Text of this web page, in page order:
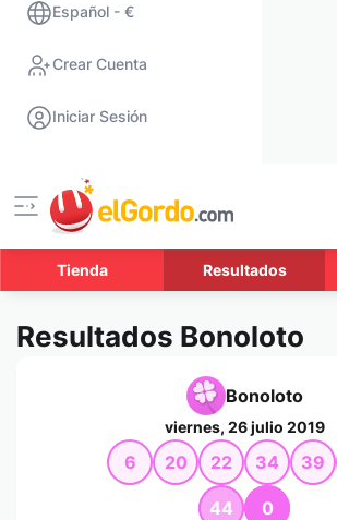
Español - €
Crear Cuenta
Iniciar Sesión
Tienda Resultados
Resultados Bonoloto
Bonoloto
viernes, 26 julio 2019
6 20 22 34 39
44 0